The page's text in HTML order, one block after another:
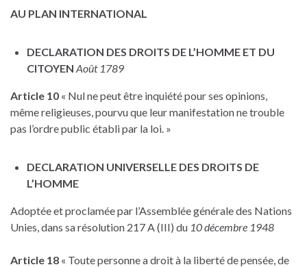
AU PLAN INTERNATIONAL
DECLARATION DES DROITS DE L’HOMME ET DU
CITOYEN Août 1789
Article 10 « Nul ne peut être inquiété pour ses opinions,
même religieuses, pourvu que leur manifestation ne trouble
pas l’ordre public établi par la loi. »
DECLARATION UNIVERSELLE DES DROITS DE
L’HOMME
Adoptée et proclamée par l’Assemblée générale des Nations
Unies, dans sa résolution 217 A (III) du 10 décembre 1948
Article 18 « Toute personne a droit à la liberté de pensée, de